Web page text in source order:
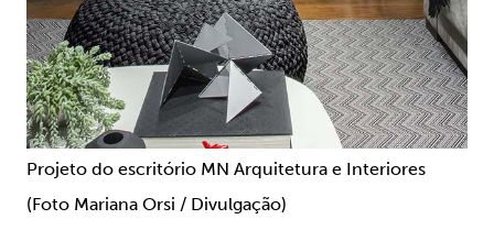
Projeto do escritório MN Arquitetura e Interiores
(Foto Mariana Orsi / Divulgação)